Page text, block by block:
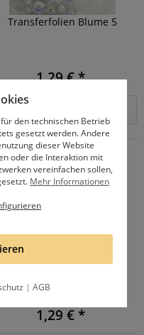
Transferfolien Blume 5
1,29 € *
1,29 € *
den technischen Betrieb
gesetzt werden. Andere
dieser Website
oder die Interaktion mit
vereinfachen sollen,
Mehr Informationen
| AGB